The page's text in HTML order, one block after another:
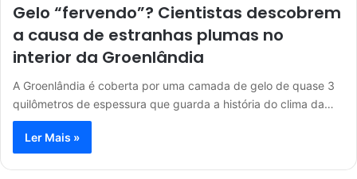
Gelo “fervendo”? Cientistas descobrem
a causa de estranhas plumas no
interior da Groenlândia
A Groenlândia é coberta por uma camada de gelo de quase 3
quilômetros de espessura que guarda a história do clima da…
Ler Mais »